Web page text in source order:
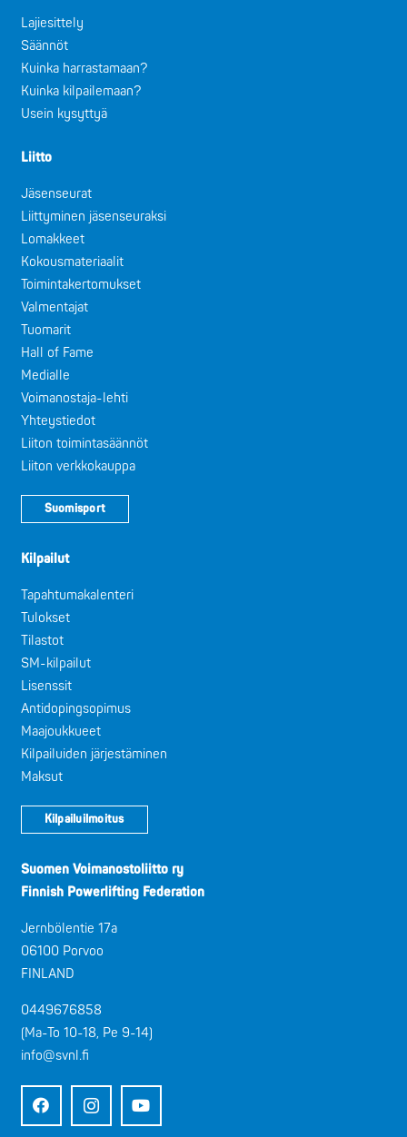
Lajiesittely
Säännöt
Kuinka harrastamaan?
Kuinka kilpailemaan?
Usein kysyttyä
Liitto
Jäsenseurat
Liittyminen jäsenseuraksi
Lomakkeet
Kokousmateriaalit
Toimintakertomukset
Valmentajat
Tuomarit
Hall of Fame
Medialle
Voimanostaja-lehti
Yhteystiedot
Liiton toimintasäännöt
Liiton verkkokauppa
Suomisport
Kilpailut
Tapahtumakalenteri
Tulokset
Tilastot
SM-kilpailut
Lisenssit
Antidopingsopimus
Maajoukkueet
Kilpailuiden järjestäminen
Maksut
Kilpailuilmoitus
Suomen Voimanostoliitto ry
Finnish Powerlifting Federation
Jernbölentie 17a
06100 Porvoo
FINLAND
0449676858
(Ma-To 10-18, Pe 9-14)
info@svnl.fi